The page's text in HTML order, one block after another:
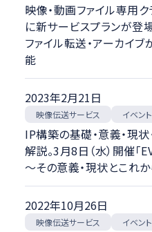
映像・動画ファイル専用ク
に新サービスプランが登
ファイル転送・アーカイ
能
2023年2月21日
映像伝送サービス イベン
IP構築の基礎・意義・現
解説。3月8日（水）開催
～その意義・現状とこれか
2022年10月26日
映像伝送サービス イベン